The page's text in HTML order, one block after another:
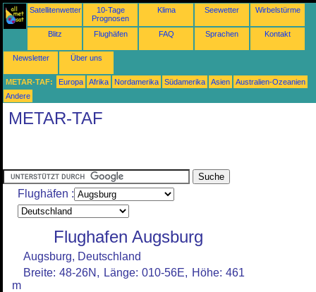
Satellitenwetter
10-Tage
Prognosen
Klima Seewetter Wirbelstürme
Blitz Flughäfen FAQ Sprachen Kontakt
Newsletter Über uns
METAR-TAF: Europa Afrika Nordamerika Südamerika Asien
Australien-Ozeanien
Andere
METAR-TAF
Flughäfen :
Flughafen Augsburg
Augsburg, Deutschland
Breite: 48-26N, Länge: 010-56E, Höhe: 461
m